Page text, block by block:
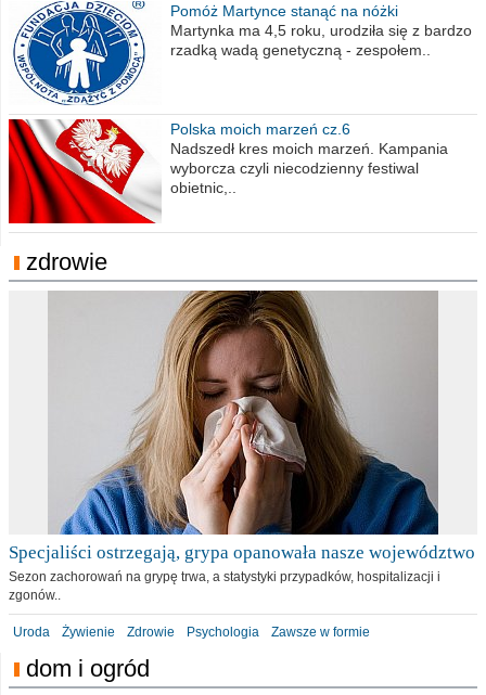
Pomóż Martynce stanąć na nóżki
Martynka ma 4,5 roku, urodziła się z bardzo
rzadką wadą genetyczną - zespołem..
Polska moich marzeń cz.6
Nadszedł kres moich marzeń. Kampania
wyborcza czyli niecodzienny festiwal
obietnic,..
zdrowie
Specjaliści ostrzegają, grypa opanowała nasze województwo
Sezon zachorowań na grypę trwa, a statystyki przypadków, hospitalizacji i
zgonów..
Uroda Żywienie Zdrowie Psychologia Zawsze w formie
dom i ogród